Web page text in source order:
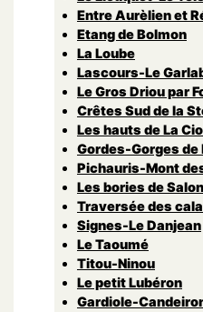
Entre Aurèlien et
Etang de Bolmon
La Loube
Lascours-Le
Le Gros Driou par
Crêtes Sud de la
Les hauts de La
Gordes-Gorges de
Pichauris-Mont
Les bories de Salon
Traversée des
Signes-Le Danjean
Le Taoumé
Titou-Ninou
Le petit Lubéron
Gardiole-